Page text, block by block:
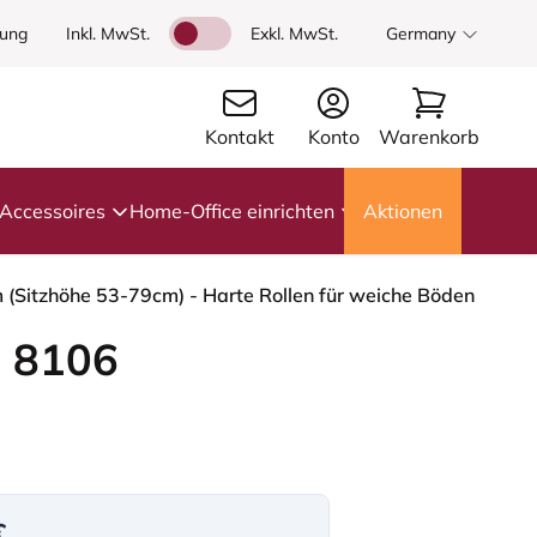
Inkl. MwSt. Exkl. MwSt. Germany
Kontakt Konto Warenkorb
Accessoires Home-Office einrichten Aktionen
53-79cm) - Harte Rollen für weiche Böden
8106